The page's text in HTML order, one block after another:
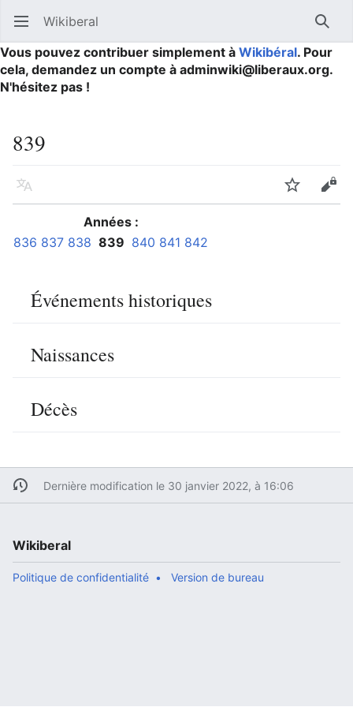
Ouvrir le menu principal Wikiberal
Vous pouvez contribuer simplement à Wikibéral. Pour
cela, demandez un compte à adminwiki@liberaux.org.
N'hésitez pas !
839
Langue Suivre
Années :
836 837 838 839 840 841 842
Événements historiques
Naissances
Décès
Dernière modification le 30 janvier 2022, à 16:06
Wikiberal
Politique de confidentialité Version de bureau